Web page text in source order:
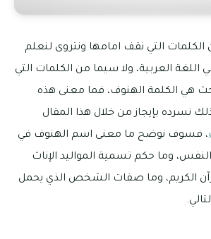
الكلمات التي نقف امامها ونتروى لنعلم
العربية، ولا سيما من الكلمات التي
هي الكلمة الهنوف، فما معنى هذه
نسرده بإيجاز من خلال هذا المقال
، فسوف نوضح ما معنى اسم الهنوف في
وما حكم تسمية المواليد الإناث
الكريم، وما صفات الشخص الذي يحمل